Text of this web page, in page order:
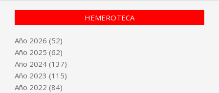
HEMEROTECA
Año 2026 (52)
Año 2025 (62)
Año 2024 (137)
Año 2023 (115)
Año 2022 (84)